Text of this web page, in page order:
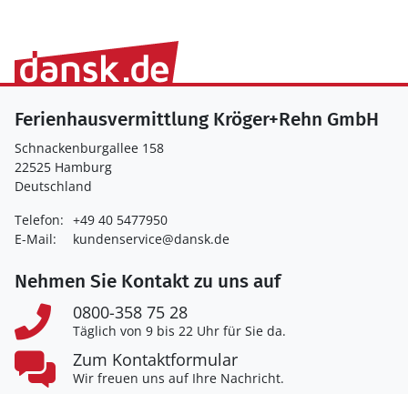
Ferienhausvermittlung Kröger+Rehn GmbH
Schnackenburgallee 158
22525 Hamburg
Deutschland
Telefon: +49 40 5477950
E-Mail:
kundenservice@dansk.de
Nehmen Sie Kontakt zu uns auf
0800-358 75 28
Täglich von 9 bis 22 Uhr für Sie da.
Zum Kontaktformular
Wir freuen uns auf Ihre Nachricht.